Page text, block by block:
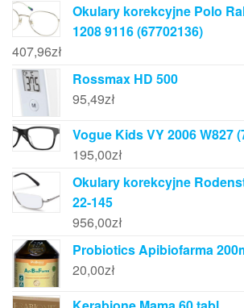
Okulary korekcyjne Polo
1208 9116 (67702136)
407,96zł
Rossmax HD 500
95,49zł
Vogue Kids VY 2006 W827
195,00zł
Okulary korekcyjne
22-145
956,00zł
Probiotics Apibiofarma
20,00zł